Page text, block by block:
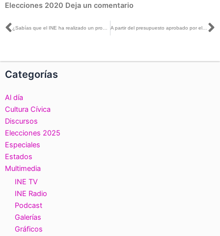
Elecciones 2020 Deja un comentario
Ant A partir del presupuesto aprobado por el Congreso, el INE hará los ajustes pertinentes: Norma de la Cruz
Categorías
Al día
Cultura Cívica
Discursos
Elecciones 2025
Especiales
Estados
Multimedia
INE TV
INE Radio
Podcast
Galerías
Gráficos